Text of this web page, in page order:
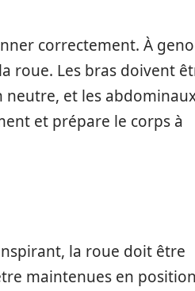
correctement. À
roue. Les bras doivent
et les
et prépare le corps à
la roue doit être
maintenues en